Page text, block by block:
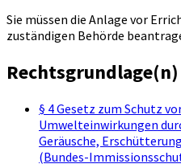
Sie müssen die Anlage vor
zuständigen Behörde
Rechtsgrundlage(n)
§ 4 Gesetz zum Schutz
Umwelteinwirkungen
Geräusche,
(Bundes-